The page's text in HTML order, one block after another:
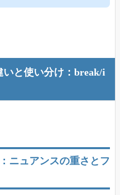
と使い分け：break/i
ニュアンスの重さとフ